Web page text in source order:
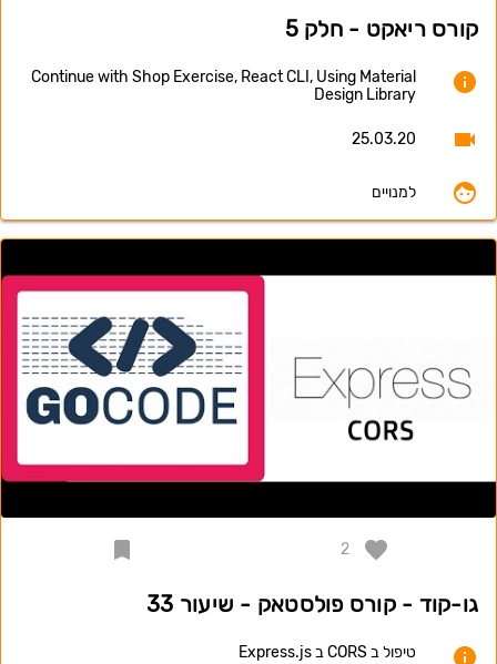
קורס ריאקט - חלק 5
Continue with Shop Exercise, React CLI, Using Material
Design Library
25.03.20
למנויים
2
גו-קוד - קורס פולסטאק - שיעור 33
טיפול ב CORS ב Express.js